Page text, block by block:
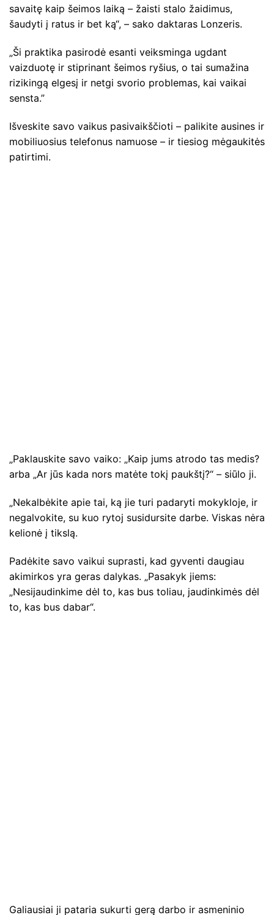
savaitę kaip šeimos laiką – žaisti stalo žaidimus,
šaudyti į ratus ir bet ką“, – sako daktaras Lonzeris.
„Ši praktika pasirodė esanti veiksminga ugdant
vaizduotę ir stiprinant šeimos ryšius, o tai sumažina
rizikingą elgesį ir netgi svorio problemas, kai vaikai
sensta.”
Išveskite savo vaikus pasivaikščioti – palikite ausines ir
mobiliuosius telefonus namuose – ir tiesiog mėgaukitės
patirtimi.
„Paklauskite savo vaiko: „Kaip jums atrodo tas medis?
arba „Ar jūs kada nors matėte tokį paukštį?“ – siūlo ji.
„Nekalbėkite apie tai, ką jie turi padaryti mokykloje, ir
negalvokite, su kuo rytoj susidursite darbe. Viskas nėra
kelionė į tikslą.
Padėkite savo vaikui suprasti, kad gyventi daugiau
akimirkos yra geras dalykas. „Pasakyk jiems:
„Nesijaudinkime dėl to, kas bus toliau, jaudinkimės dėl
to, kas bus dabar“.
Galiausiai ji pataria sukurti gerą darbo ir asmeninio